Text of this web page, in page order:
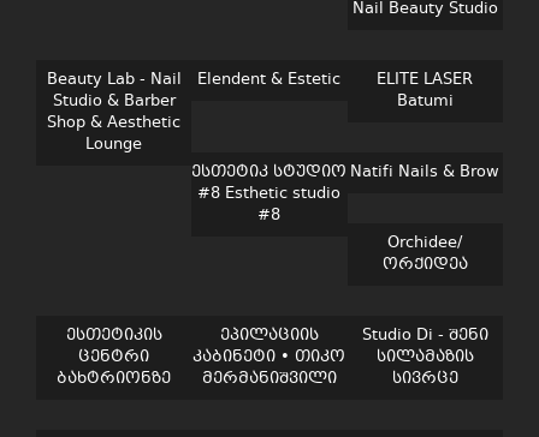
Nail Beauty Studio
Beauty Lab - Nail
Studio & Barber
Shop & Aesthetic
Lounge
Elendent & Estetic
ELITE LASER
Batumi
ესთეტიკ სტუდიო
#8 Esthetic studio
#8
Natifi Nails & Brow
Orchidee/
ორქიდეა
ესთეტიკის
ცენტრი
ბახტრიონზე
ეპილაციის
კაბინეტი • თიკო
მერმანიშვილი
Studio Di - შენი
სილამაზის
სივრცე